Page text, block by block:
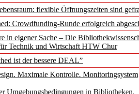
flexible Öffnungszeiten sind
Crowdfunding-Runde erfolgreich
in eigener Sache – Die
Technik und Wirtschaft HTW Chur
ist der bessere DEAL”
Maximale Kontrolle. Monitoringsystem
Umgebungsbedingungen in Bibliotheken.
06/2026(August
von